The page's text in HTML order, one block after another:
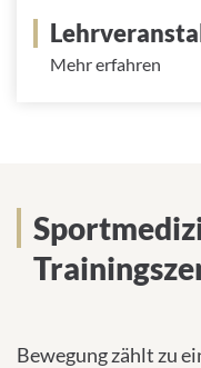
Mehr erfahren
Bewegung zählt zu